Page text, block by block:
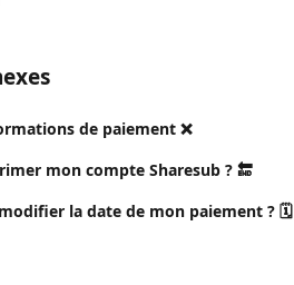
de paiement ❌
mon compte Sharesub ? 🔚
la date de mon paiement ? 🗓️